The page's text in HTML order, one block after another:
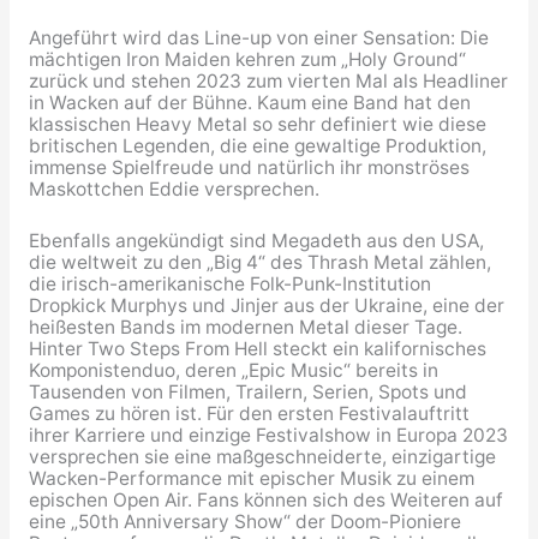
Angeführt wird das Line-up von einer Sensation: Die
mächtigen Iron Maiden kehren zum „Holy Ground“
zurück und stehen 2023 zum vierten Mal als Headliner
in Wacken auf der Bühne. Kaum eine Band hat den
klassischen Heavy Metal so sehr definiert wie diese
britischen Legenden, die eine gewaltige Produktion,
immense Spielfreude und natürlich ihr monströses
Maskottchen Eddie versprechen.
Ebenfalls angekündigt sind Megadeth aus den USA,
die weltweit zu den „Big 4“ des Thrash Metal zählen,
die irisch-amerikanische Folk-Punk-Institution
Dropkick Murphys und Jinjer aus der Ukraine, eine der
heißesten Bands im modernen Metal dieser Tage.
Hinter Two Steps From Hell steckt ein kalifornisches
Komponistenduo, deren „Epic Music“ bereits in
Tausenden von Filmen, Trailern, Serien, Spots und
Games zu hören ist. Für den ersten Festivalauftritt
ihrer Karriere und einzige Festivalshow in Europa 2023
versprechen sie eine maßgeschneiderte, einzigartige
Wacken-Performance mit epischer Musik zu einem
epischen Open Air. Fans können sich des Weiteren auf
eine „50th Anniversary Show“ der Doom-Pioniere